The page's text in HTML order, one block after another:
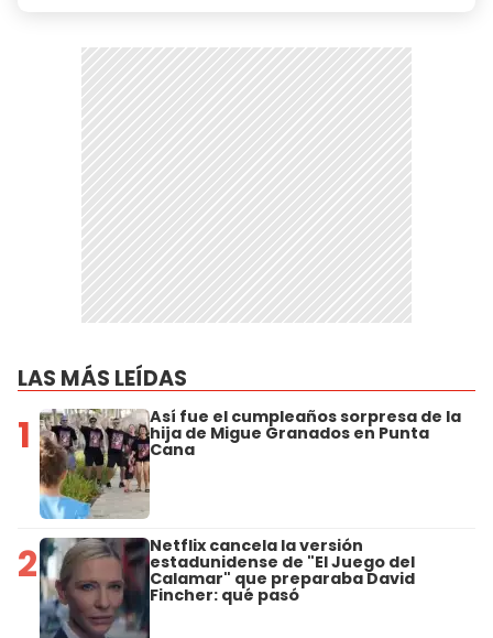
LAS MÁS LEÍDAS
1 Así fue el cumpleaños sorpresa de la
hija de Migue Granados en Punta
Cana
2 Netflix cancela la versión
estadunidense de "El Juego del
Calamar" que preparaba David
Fincher: qué pasó